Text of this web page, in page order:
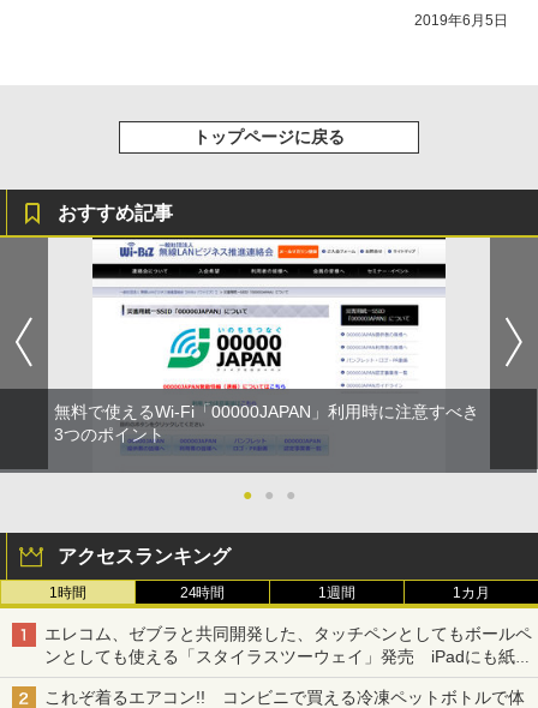
2019年6月5日
トップページに戻る
おすすめ記事
無料で使えるWi-Fi「00000JAPAN」利用時に注意すべき
3つのポイント
● ● ●
アクセスランキング
1時間 24時間 1週間 1カ月
エレコム、ゼブラと共同開発した、タッチペンとしてもボールペ
ンとしても使える「スタイラスツーウェイ」発売 iPadにも紙に
も、持ち替えずに書き込める
これぞ着るエアコン!! コンビニで買える冷凍ペットボトルで体